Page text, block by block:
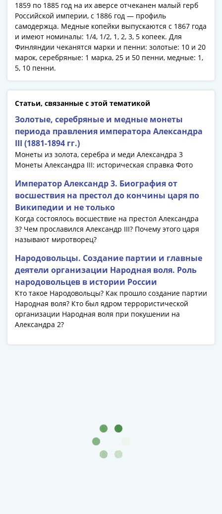
1991
Гражданская
война
Банкноты
царской
России
Банкноты
красивыми
номерами
Лотерейные
билеты
Евросувенир
евро"
Облигации
акции
Чеки
купоны
ВНЕШПОСЫЛТОРГ
Дорожные
Круизные
Отрезные
Отрезные
1859 по 1885 год на их аверсе отчеканен малый герб
Российской империи, с 1886 год — профиль
самодержца. Медные копейки выпускаются с 1867 года
и имеют номиналы: 1/4, 1/2, 1, 2, 3, 5 копеек. Для
Финляндии чеканятся марки и пенни: золотые: 10 и 20
марок, серебряные: 1 марка, 25 и 50 пенни, медные: 1,
5, 10 пенни.
Статьи, связанные с этой тематикой
Золотые, серебряные и медные монеты
периода правления императора Александра
III (1881-1894 гг.)
Монеты из золота, серебра и меди Александра 3
Монеты Александра III: историческая справка Фото
Император Александр 3. Биография от
восшествия на престол до кончины царя по
Википедии и не только
Когда состоялось восшествие на престол Александра
3? Чем прославился Александр III? Почему этого царя
называют миротворец?
Народовольцы. Создание партии и главные
деятели организации Народная воля. Роль
народовольцев в истории России
Кто такое Народовольцы? Как прошло создание партии
Народная воля? Кто был ядром террористической
организации Народная воля при покушении на
Александра 2?